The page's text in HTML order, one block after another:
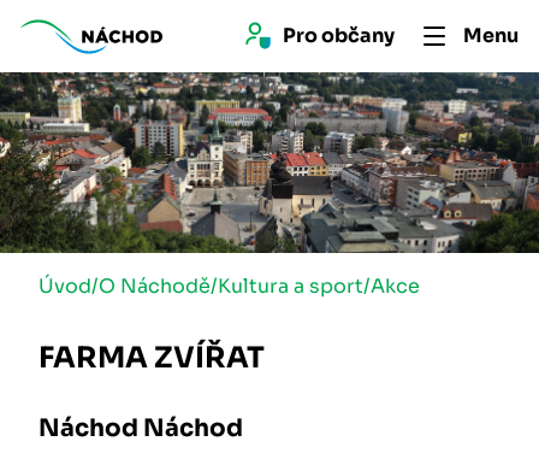
Pro občany Menu
Úvod/O Náchodě/Kultura a sport/Akce
FARMA ZVÍŘAT
Náchod Náchod